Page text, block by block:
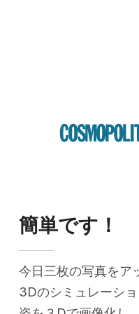
簡単です！
今日三枚の写真をア
3Dのシミュレーシ